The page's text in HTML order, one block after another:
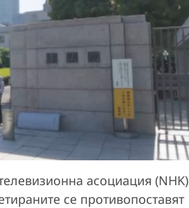
асоциация (NHK)
се противопоставят